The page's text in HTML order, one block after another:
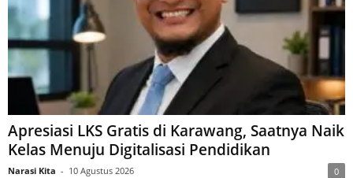
Apresiasi LKS Gratis di Karawang, Saatnya Naik
Kelas Menuju Digitalisasi Pendidikan
Narasi Kita - 10 Agustus 2026 0